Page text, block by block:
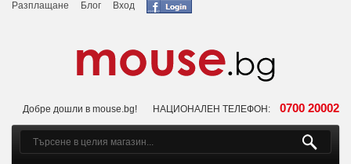
Разплащане
Блог Вход
Добре дошли в mouse.bg! НАЦИОНАЛЕН ТЕЛЕФОН: 0700 20002